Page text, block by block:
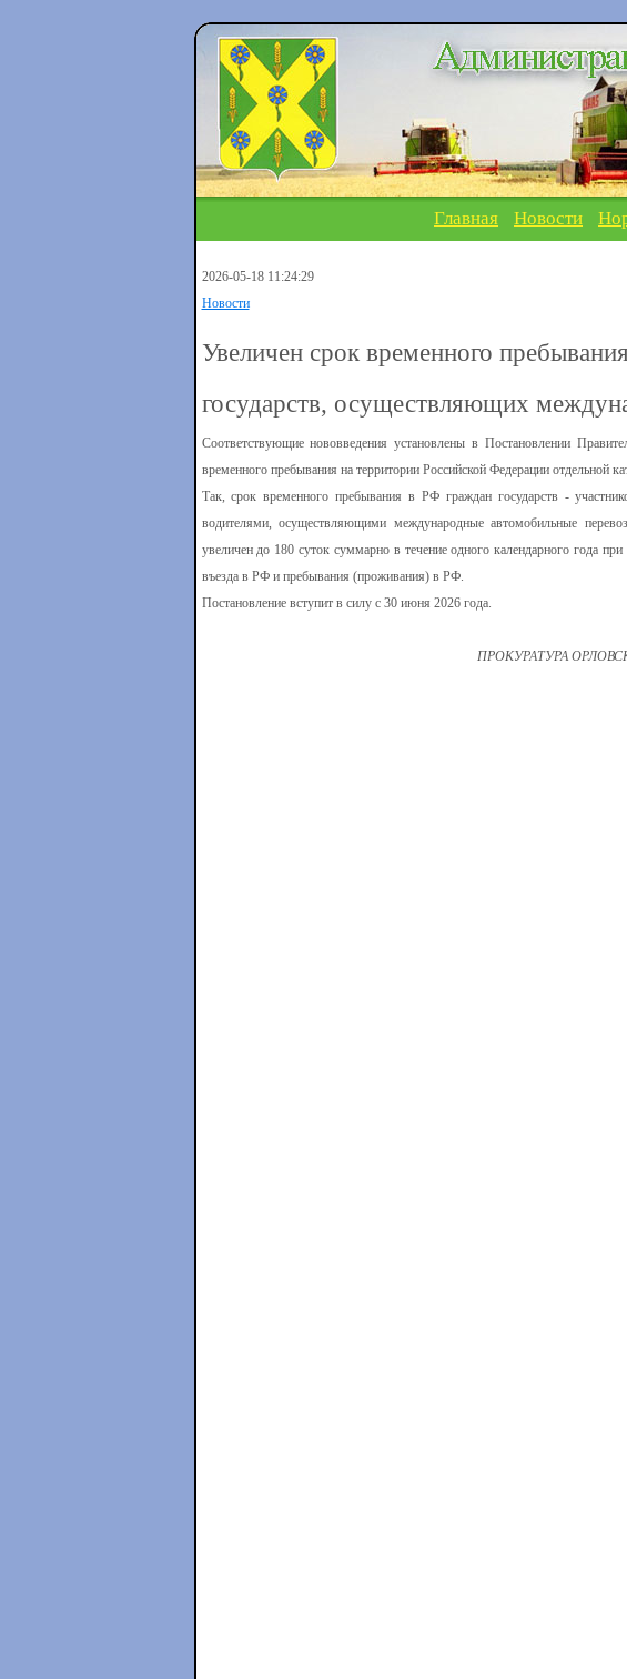
Главная Новости
2026-05-18 11:24:29
Новости
Увеличен срок временного
государств, осуществляющих
Соответствующие нововведения установлены в Постановлении
временного пребывания на территории Российской Федерации отдельной
Так, срок временного пребывания в РФ граждан государств -
водителями, осуществляющими международные автомобильные
увеличен до 180 суток суммарно в течение одного календарного года
въезда в РФ и пребывания (проживания) в РФ.
Постановление вступит в силу с 30 июня 2026 года.
ПРОКУРАТУРА